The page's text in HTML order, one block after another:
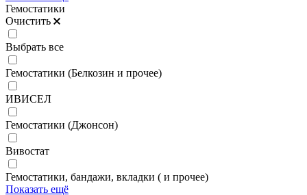
Гемостатики
Очистить
Выбрать все
Гемостатики (Белкозин и прочее)
ИВИСЕЛ
Гемостатики (Джонсон)
Вивостат
Гемостатики, бандажи, вкладки ( и прочее)
Показать ещё